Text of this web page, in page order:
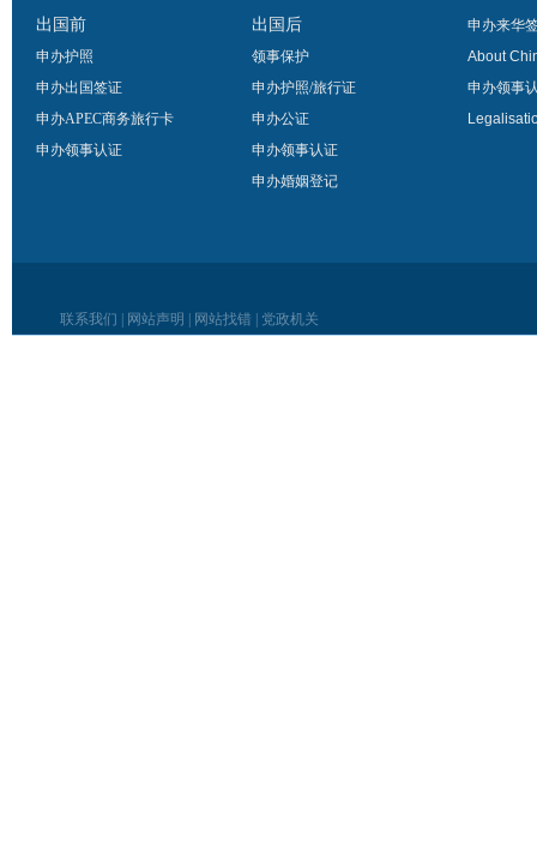
出国前
申办护照
申办出国签证
申办APEC商务旅行卡
申办领事认证
出国后
领事保护
申办护照/旅行证
申办公证
申办领事认证
申办婚姻登记
申办来华
About
申办领事
联系我们 网站声明 网站找错 党政机关